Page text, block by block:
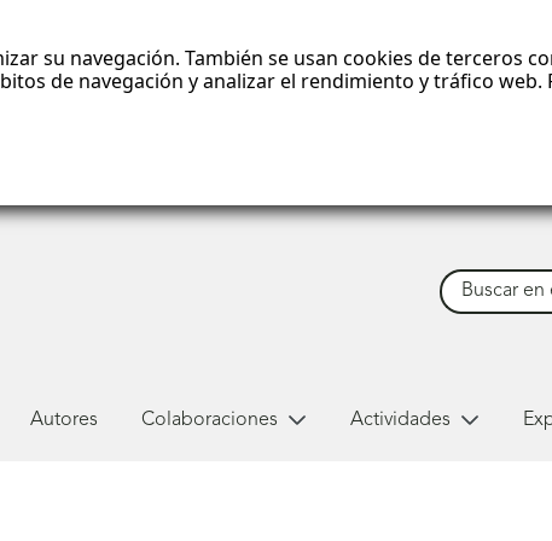
su navegación. También se usan cookies de terceros
de navegación y analizar el rendimiento y tráfico web.
Buscar
Autores Colaboraciones Actividades